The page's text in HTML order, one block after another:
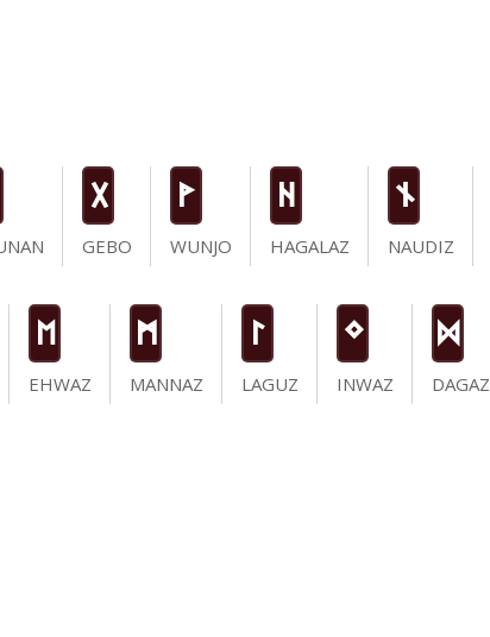
G
GEBO
W
WUNJO
H
HAGALAZ
n
NAUDIZ
E
EHWAZ
M
MANNAZ
L
LAGUZ
N
INWAZ
D
DAGAZ